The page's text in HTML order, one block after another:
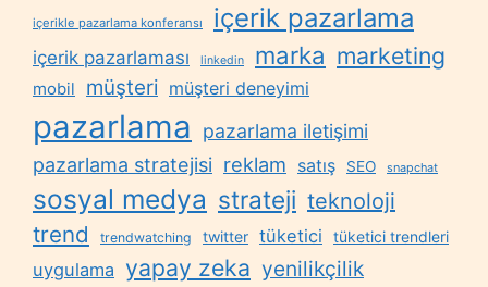
içerikle pazarlama konferansı içerik pazarlama
içerik pazarlaması linkedin marka marketing
mobil müşteri müşteri deneyimi
pazarlama
pazarlama iletişimi
pazarlama stratejisi reklam satış SEO snapchat
sosyal medya strateji teknoloji
trend trendwatching twitter tüketici tüketici trendleri
uygulama yapay zeka yenilikçilik